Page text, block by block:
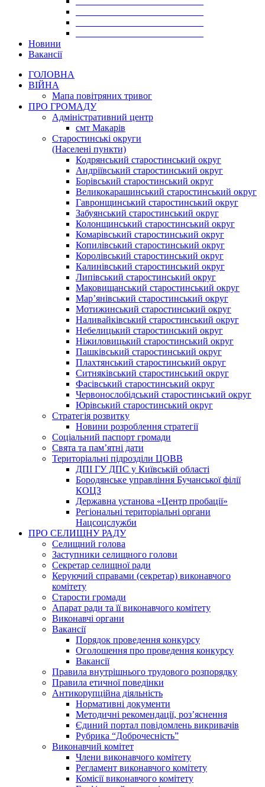
Новини
Вакансії
ГОЛОВНА
ВІЙНА
Мапа повітряних тривог
ПРО ГРОМАДУ
Aдміністративний центр
смт Макарів
Старостинські округи
(Населені пункти)
Кодрянський старостинський округ
Андріївський старостинський округ
Борівський старостинський округ
Великокарашинський старостинський округ
Гавронщинський старостинський округ
Забуянський старостинський округ
Колонщинський старостинський округ
Комарівський старостинський округ
Копилівський старостинський округ
Королівський старостинський округ
Калинівський старостинський округ
Липівський старостинський округ
Маковищанський старостинський округ
Мар’янівський старостинський округ
Мотижинський старостинський округ
Наливайківський старостинський округ
Небелицький старостинський округ
Ніжиловицький старостинський округ
Пашківський старостинський округ
Плахтянський старостинський округ
Ситняківський старостинський округ
Фасівський старостинський округ
Червонослобідський старостинський округ
Юрівський старостинський округ
Стратегія розвитку
Новини розроблення стратегії
Соціальний паспорт громади
Свята та пам’ятні дати
Територіальні підрозділи ЦОВВ
ДПІ ГУ ДПС у Київській області
Бородянське управління Бучанської філії
КОЦЗ
Державна установа «Центр пробації»
Регіональні територіальні органи
Нацсоцслужби
ПРО СЕЛИЩНУ РАДУ
Селищний голова
Заступники селищного голови
Секретар селищної ради
Керуючий справами (секретар) виконавчого
комітету
Старости громади
Апарат ради та її виконавчого комітету
Виконавчі органи
Вакансії
Порядок проведення конкурсу
Оголошення про проведення конкурсу
Вакансії
Правила внутрішнього трудового розпорядку
Правила етичної поведінки
Антикорупційна діяльність
Нормативні документи
Методичні рекомендації, роз’яснення
Єдиний портал повідомлень викривачів
Рубрика “Доброчесність”
Виконавчий комітет
Члени виконавчого комітету
Регламент виконавчого комітету
Комісії виконавчого комітету